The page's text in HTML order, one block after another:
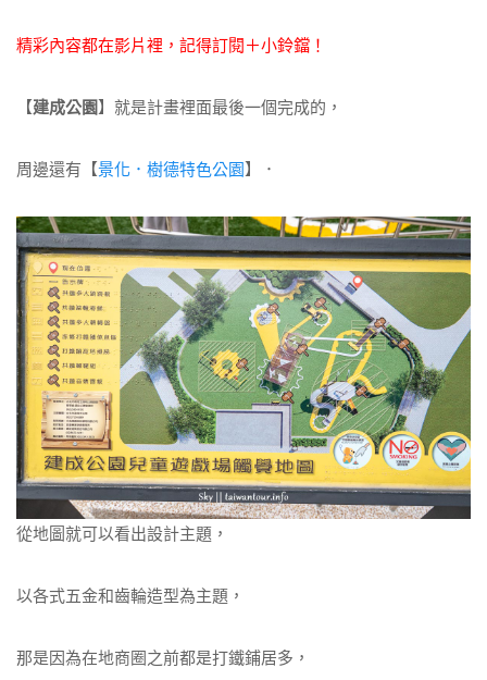
精彩內容都在影片裡，記得訂閱＋小鈴鐺！
【建成公園】就是計畫裡面最後一個完成的，
周邊還有【景化．樹德特色公園】．
從地圖就可以看出設計主題，
以各式五金和齒輪造型為主題，
那是因為在地商圈之前都是打鐵鋪居多，